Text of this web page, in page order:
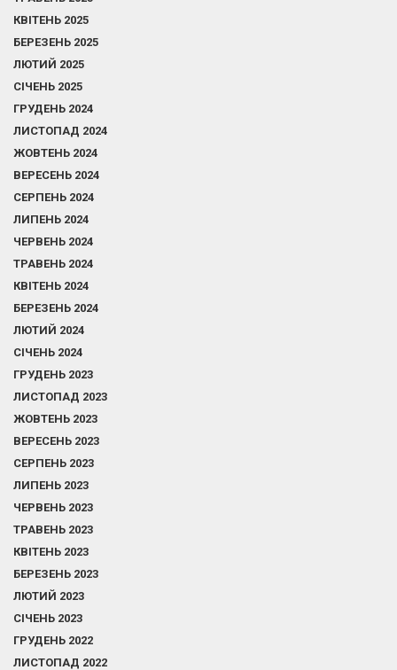
КВІТЕНЬ 2025
БЕРЕЗЕНЬ 2025
ЛЮТИЙ 2025
СІЧЕНЬ 2025
ГРУДЕНЬ 2024
ЛИСТОПАД 2024
ЖОВТЕНЬ 2024
ВЕРЕСЕНЬ 2024
СЕРПЕНЬ 2024
ЛИПЕНЬ 2024
ЧЕРВЕНЬ 2024
ТРАВЕНЬ 2024
КВІТЕНЬ 2024
БЕРЕЗЕНЬ 2024
ЛЮТИЙ 2024
СІЧЕНЬ 2024
ГРУДЕНЬ 2023
ЛИСТОПАД 2023
ЖОВТЕНЬ 2023
ВЕРЕСЕНЬ 2023
СЕРПЕНЬ 2023
ЛИПЕНЬ 2023
ЧЕРВЕНЬ 2023
ТРАВЕНЬ 2023
КВІТЕНЬ 2023
БЕРЕЗЕНЬ 2023
ЛЮТИЙ 2023
СІЧЕНЬ 2023
ГРУДЕНЬ 2022
ЛИСТОПАД 2022